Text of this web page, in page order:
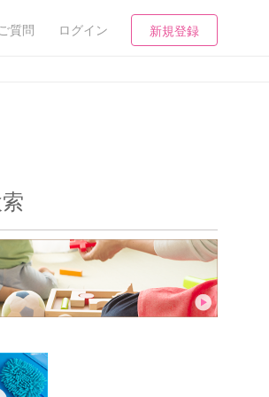
質問 ログイン 新規登録